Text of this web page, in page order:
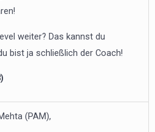
weiter? Das kannst du
bist ja schließlich der Coach!
(PAM),